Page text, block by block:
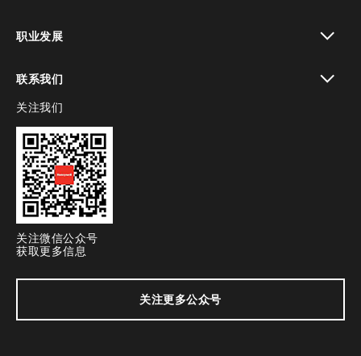
职业发展
联系我们
toggle view
关注我们
关注微信公众号
获取更多信息
关注更多公众号